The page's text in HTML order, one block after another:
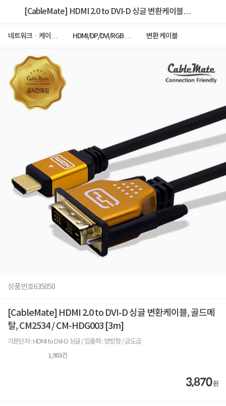
[CableMate] HDMI 2.0 to DVI-D 싱글 변환케이블,
네트워크ㆍ케이블
HDMI/DP/DVI/RGB 케
변환 케이블
상품번호635050
[CableMate] HDMI 2.0 to DVI-D 싱글 변환케이블, 골드메
탈, CM2534 / CM-HDG003 [3m]
기본단자 : HDMI to DVI-D 싱글 / 입출력 : 양방향 / 금도금
1,903건
3,870원